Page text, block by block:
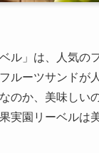
ル」は、人気の
ルーツサンドが
のか、美味しい
実園リーベルは